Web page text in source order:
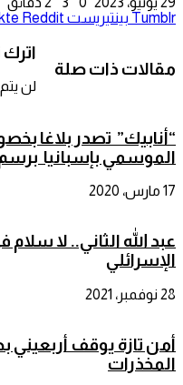
Tumblr بينتيريست
مقالات ذات صلة
“أنابيك” تصدر بلاغا
الموسمي بإسبانيا برسم
17 مارس، 2020
عبد الله الثاني.. لا
الإسرائلي
28 نوفمبر، 2021
أمن تازة يوقف
المخذرات
اترك
لن